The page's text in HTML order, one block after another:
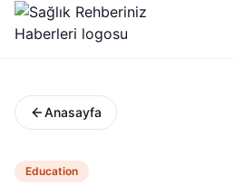
Anasayfa
Education